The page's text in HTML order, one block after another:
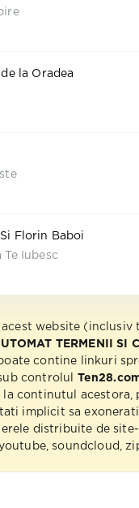
la Oradea
Florin Baboi
Te Iubesc
website
TERMENII SI
contine linkuri
controlul
continutul
implicit sa exonerati
distribuite de site-
soundcloud,